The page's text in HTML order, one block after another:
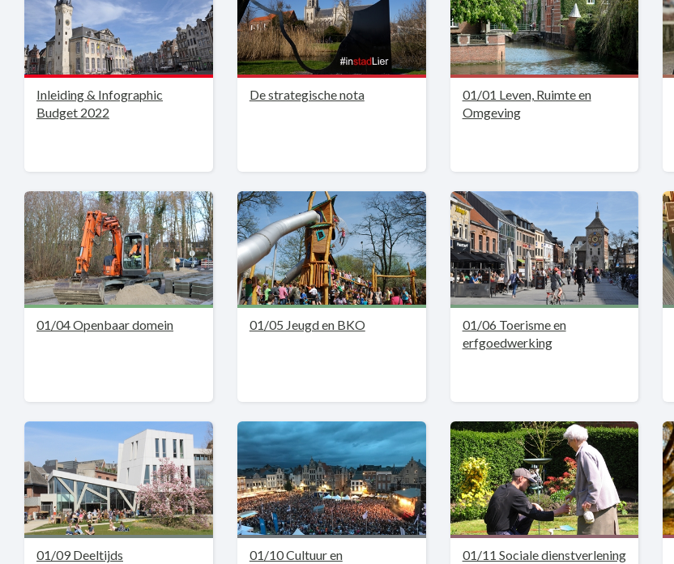
Inleiding & Infographic
Budget 2022
De strategische nota
01/01 Leven, Ruimte en
Omgeving
01/04 Openbaar domein 01/05 Jeugd en BKO
01/06 Toerisme en
erfgoedwerking
01/09 Deeltijds
01/10 Cultuur en
01/11 Sociale dienstverlening